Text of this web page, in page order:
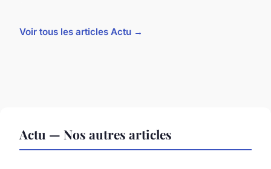
Voir tous les articles Actu →
Actu — Nos autres articles